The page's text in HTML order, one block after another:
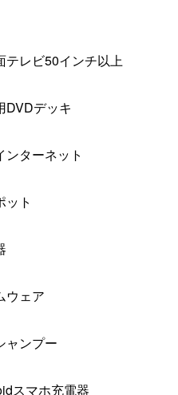
テレビ50インチ以上
DVDデッキ
ンターネット
ット
ウェア
ャンプー
スマホ充電器